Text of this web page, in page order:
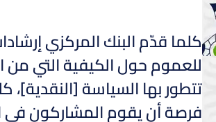
كلما قدّم البنك المركزي
للعموم حول الكيفية التي من
تتطور بها السياسة [النقدية]،
فرصة أن يقوم المشاركون